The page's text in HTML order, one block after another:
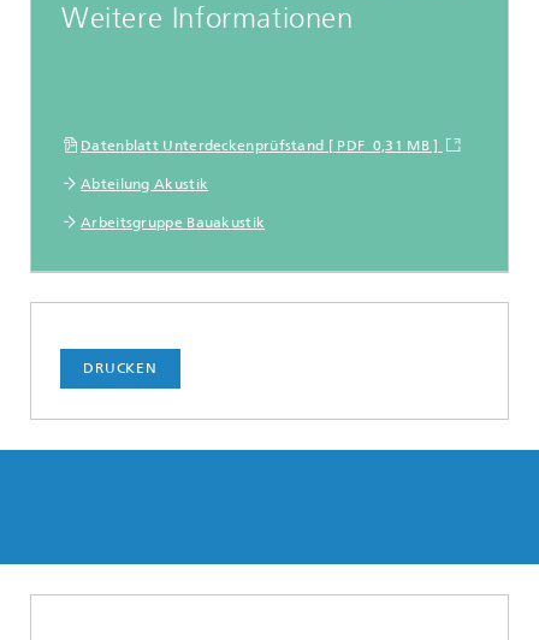
Weitere Informationen
Datenblatt Unterdeckenprüfstand [ PDF 0,31 MB ]
Abteilung Akustik
Arbeitsgruppe Bauakustik
DRUCKEN